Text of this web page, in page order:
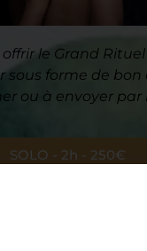
le Grand
sous forme de bon
ou à envoyer par
SOLO - 2h - 250€